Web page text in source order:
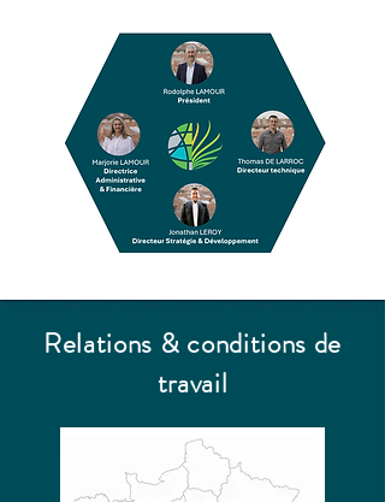
Relations & conditions de
travail